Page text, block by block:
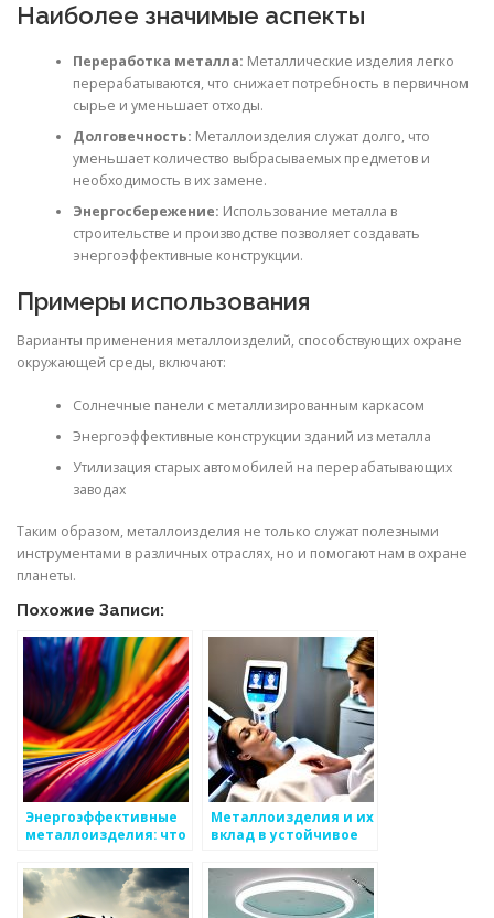
Наиболее значимые аспекты
Переработка металла: Металлические изделия легко
перерабатываются, что снижает потребность в первичном
сырье и уменьшает отходы.
Долговечность: Металлоизделия служат долго, что
уменьшает количество выбрасываемых предметов и
необходимость в их замене.
Энергосбережение: Использование металла в
строительстве и производстве позволяет создавать
энергоэффективные конструкции.
Примеры использования
Варианты применения металлоизделий, способствующих охране
окружающей среды, включают:
Солнечные панели с металлизированным каркасом
Энергоэффективные конструкции зданий из металла
Утилизация старых автомобилей на перерабатывающих
заводах
Таким образом, металлоизделия не только служат полезными
инструментами в различных отраслях, но и помогают нам в охране
планеты.
Похожие Записи:
Энергоэффективные
металлоизделия: что
Металлоизделия и их
вклад в устойчивое